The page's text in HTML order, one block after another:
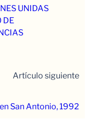
UNIDAS
DE
Artículo siguiente
San Antonio, 1992